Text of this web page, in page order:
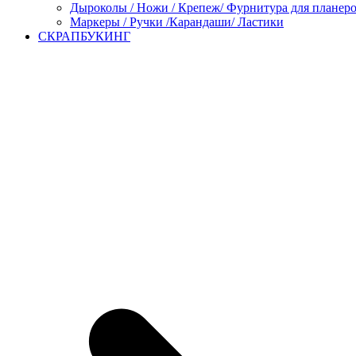
Дыроколы / Ножи / Крепеж/ Фурнитура для
Маркеры / Ручки /Карандаши/ Ластики
СКРАПБУКИНГ